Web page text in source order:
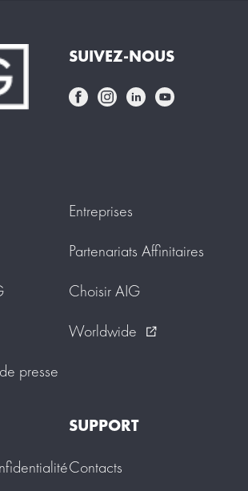
SUIVEZ-NOUS
presse
Entreprises
Partenariats Affinitaires
Choisir AIG
Worldwide
external_link
SUPPORT
Contacts